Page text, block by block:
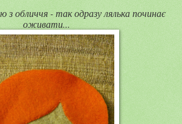
обличчя - так одразу лялька починає
оживати...